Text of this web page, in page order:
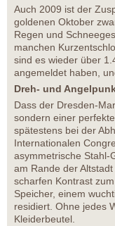
Auch 2009 ist der
goldenen Oktober
Regen und
manchen
sind es wieder über
angemeldet haben,
Dreh- und
Dass der Dresden-
sondern einer
spätestens bei der
Internationalen
asymmetrische Stahl-
am Rande der
scharfen Kontrast
Speicher, einem
residiert. Ohne jedes
Kleiderbeutel.